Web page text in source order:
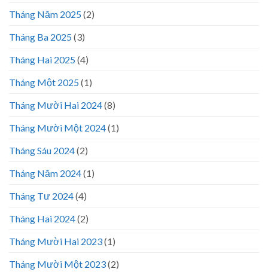
Tháng Năm 2025(2)
Tháng Ba 2025(3)
Tháng Hai 2025(4)
Tháng Một 2025(1)
Tháng Mười Hai 2024(8)
Tháng Mười Một 2024(1)
Tháng Sáu 2024(2)
Tháng Năm 2024(1)
Tháng Tư 2024(4)
Tháng Hai 2024(2)
Tháng Mười Hai 2023(1)
Tháng Mười Một 2023(2)